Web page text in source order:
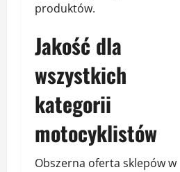
produktów.
Jakość dla
wszystkich
kategorii
motocyklistów
Obszerna oferta sklepów w